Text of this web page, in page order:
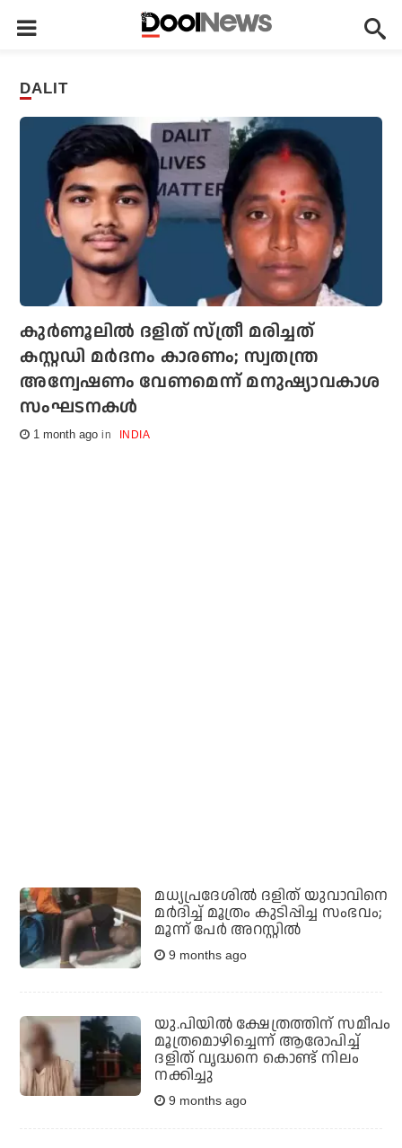
DALIT
കുര്‍ണൂലില്‍ ദളിത് സ്ത്രീ മരിച്ചത്
കസ്റ്റഡി മര്‍ദനം കാരണം; സ്വതന്ത്ര
അന്വേഷണം വേണമെന്ന് മനുഷ്യാവകാശ
സംഘടനകള്‍
1 month ago INDIA
മധ്യപ്രദേശില്‍ ദളിത് യുവാവിനെ
മര്‍ദിച്ച് മൂത്രം കുടിപ്പിച്ച സംഭവം;
മൂന്ന് പേര്‍ അറസ്റ്റില്‍
9 months ago
യു.പിയില്‍ ക്ഷേത്രത്തിന് സമീപം
മൂത്രമൊഴിച്ചെന്ന് ആരോപിച്ച്
ദളിത് വൃദ്ധനെ കൊണ്ട് നിലം
നക്കിച്ചു
9 months ago